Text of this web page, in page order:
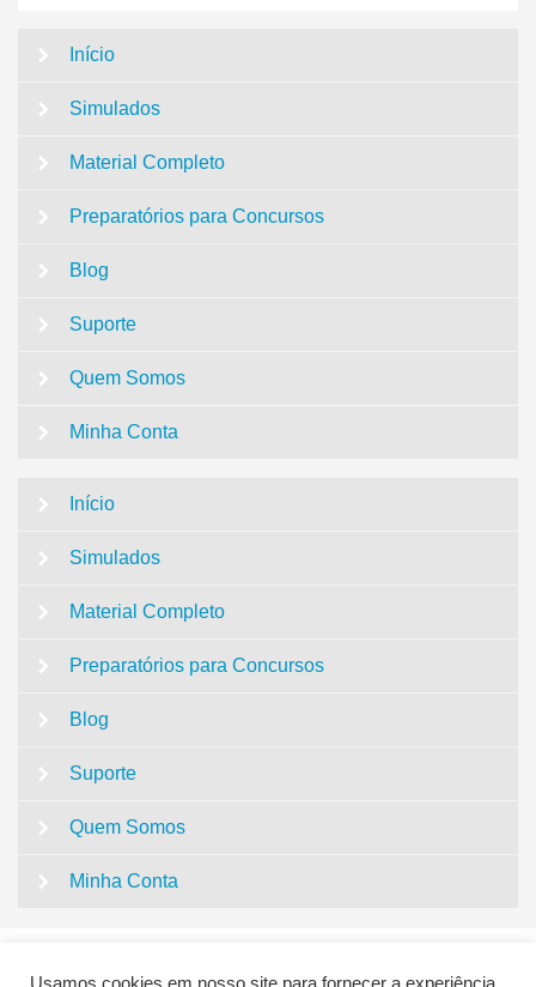
Início
Simulados
Material Completo
Preparatórios para Concursos
Blog
Suporte
Quem Somos
Minha Conta
Início
Simulados
Material Completo
Preparatórios para Concursos
Blog
Suporte
Quem Somos
Minha Conta